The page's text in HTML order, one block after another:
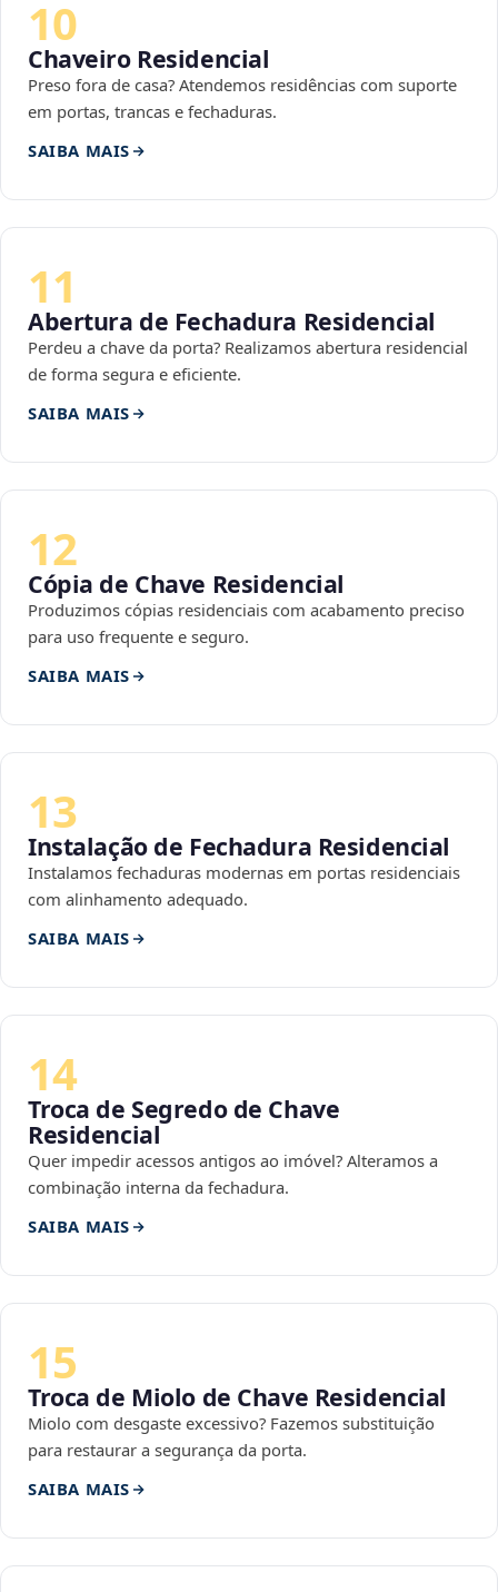
10
Chaveiro Residencial
Preso fora de casa? Atendemos residências com suporte
em portas, trancas e fechaduras.
SAIBA MAIS
11
Abertura de Fechadura Residencial
Perdeu a chave da porta? Realizamos abertura residencial
de forma segura e eficiente.
SAIBA MAIS
12
Cópia de Chave Residencial
Produzimos cópias residenciais com acabamento preciso
para uso frequente e seguro.
SAIBA MAIS
13
Instalação de Fechadura Residencial
Instalamos fechaduras modernas em portas residenciais
com alinhamento adequado.
SAIBA MAIS
14
Troca de Segredo de Chave
Residencial
Quer impedir acessos antigos ao imóvel? Alteramos a
combinação interna da fechadura.
SAIBA MAIS
15
Troca de Miolo de Chave Residencial
Miolo com desgaste excessivo? Fazemos substituição
para restaurar a segurança da porta.
SAIBA MAIS